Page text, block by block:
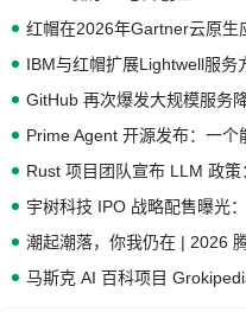
红帽在2026年Gartner云原生
GitHub 再次爆发大规模服务
潮起潮落，你我仍在 | 2026
马斯克 AI 百科项目